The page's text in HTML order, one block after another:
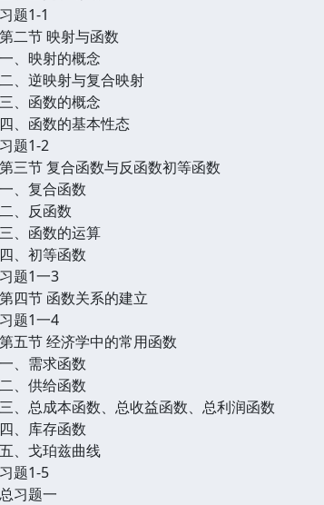
习题1-1
第二节 映射与函数
一、映射的概念
二、逆映射与复合映射
三、函数的概念
四、函数的基本性态
习题1-2
第三节 复合函数与反函数初等函数
一、复合函数
二、反函数
三、函数的运算
四、初等函数
习题1一3
第四节 函数关系的建立
习题1一4
第五节 经济学中的常用函数
一、需求函数
二、供给函数
三、总成本函数、总收益函数、总利润函数
四、库存函数
五、戈珀兹曲线
习题1-5
总习题一